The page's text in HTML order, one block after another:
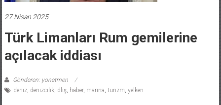
27 Nisan 2025
Türk Limanları Rum gemilerine
açılacak iddiası
Gönderen: yonetmen
deniz, denizcilik, dlış, haber, marina, turizm, yelken